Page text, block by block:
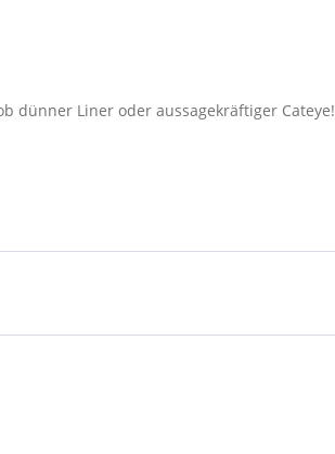
dünner Liner oder aussagekräftiger Cateye!